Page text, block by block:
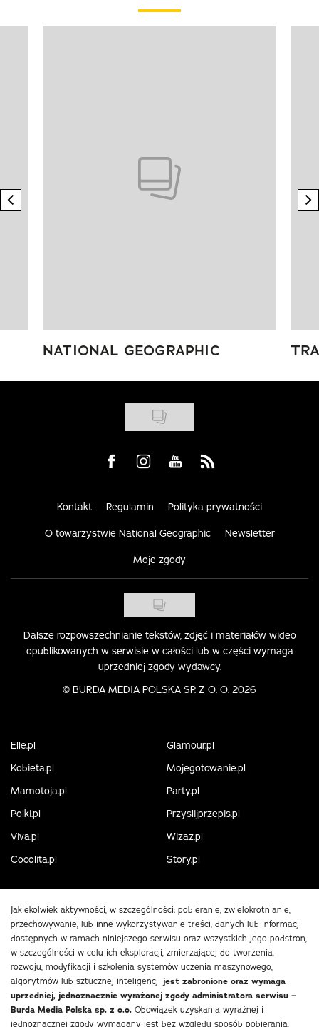
previous element
NATIONAL GEOGRAPHIC
Visit us on Facebook
Visit us on Instagram
Visit us on Youtube
Visit us on Rss
Kontakt Regulamin Polityka prywatności
O towarzystwie National Geographic Newsletter
Moje zgody
Dalsze rozpowszechnianie tekstów, zdjęć i materiałów wideo
opublikowanych w serwisie w całości lub w części wymaga
uprzedniej zgody wydawcy.
© BURDA MEDIA POLSKA SP. Z O. O. 2026
Elle.pl
Glamour.pl
Kobieta.pl
Mojegotowanie.pl
Mamotoja.pl
Party.pl
Polki.pl
Przyslijprzepis.pl
Viva.pl
Wizaz.pl
Cocolita.pl
Story.pl
Jakiekolwiek aktywności, w szczególności: pobieranie, zwielokrotnianie,
przechowywanie, lub inne wykorzystywanie treści, danych lub informacji
dostępnych w ramach niniejszego serwisu oraz wszystkich jego podstron,
w szczególności w celu ich eksploracji, zmierzającej do tworzenia,
rozwoju, modyfikacji i szkolenia systemów uczenia maszynowego,
algorytmów lub sztucznej inteligencji jest zabronione oraz wymaga
uprzedniej, jednoznacznie wyrażonej zgody administratora serwisu –
Burda Media Polska sp. z o.o. Obowiązek uzyskania wyraźnej i
jednoznacznej zgody wymagany jest bez względu sposób pobierania,